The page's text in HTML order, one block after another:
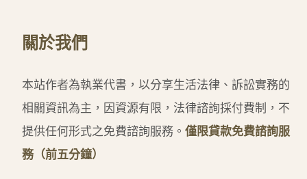
關於我們
本站作者為執業代書，以分享生活法律、訴訟實務的
相關資訊為主，因資源有限，法律諮詢採付費制，不
提供任何形式之免費諮詢服務。 僅限貸款免費諮詢服
務（前五分鐘）